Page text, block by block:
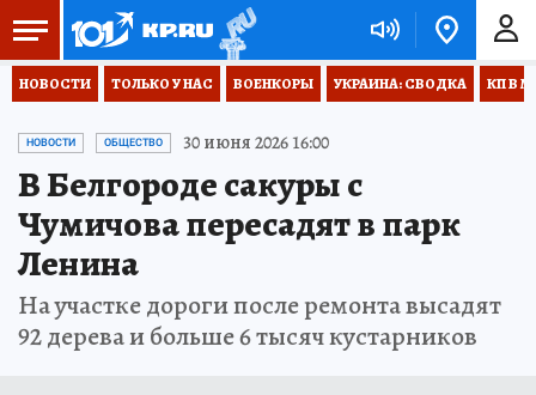
НОВОСТИ ТОЛЬКО У НАС ВОЕНКОРЫ УКРАИНА: СВОДКА КП В
НОВОСТИ ОБЩЕСТВО 30 июня 2026 16:00
В Белгороде сакуры с
Чумичова пересадят в парк
Ленина
На участке дороги после ремонта высадят
92 дерева и больше 6 тысяч кустарников